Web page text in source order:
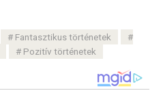
Fantasztikus történetek
Pozitív történetek